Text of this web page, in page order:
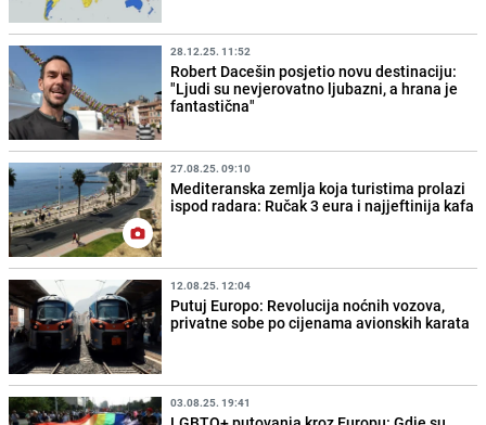
28.12.25. 11:52
Robert Dacešin posjetio novu destinaciju:
"Ljudi su nevjerovatno ljubazni, a hrana je
fantastična"
27.08.25. 09:10
Mediteranska zemlja koja turistima prolazi
ispod radara: Ručak 3 eura i najjeftinija kafa
12.08.25. 12:04
Putuj Europo: Revolucija noćnih vozova,
privatne sobe po cijenama avionskih karata
03.08.25. 19:41